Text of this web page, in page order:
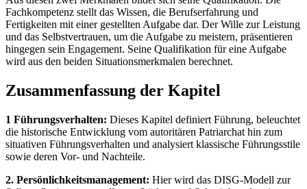
Fachkompetenz stellt das Wissen, die Berufserfahrung und
Fertigkeiten mit einer gestellten Aufgabe dar. Der Wille zur Leistung
und das Selbstvertrauen, um die Aufgabe zu meistern, präsentieren
hingegen sein Engagement. Seine Qualifikation für eine Aufgabe
wird aus den beiden Situationsmerkmalen berechnet.
Zusammenfassung der Kapitel
1 Führungsverhalten: Dieses Kapitel definiert Führung, beleuchtet
die historische Entwicklung vom autoritären Patriarchat hin zum
situativen Führungsverhalten und analysiert klassische Führungsstile
sowie deren Vor- und Nachteile.
2. Persönlichkeitsmanagement: Hier wird das DISG-Modell zur